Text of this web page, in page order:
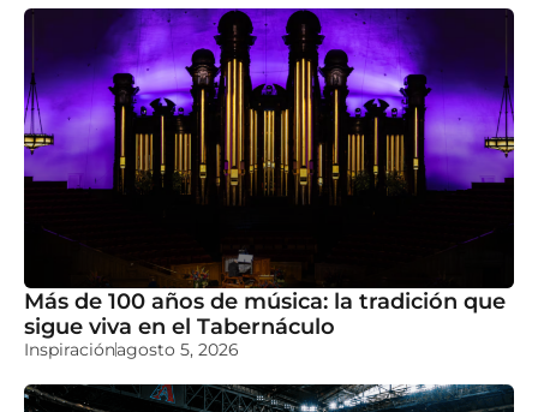
Más de 100 años de música: la tradición que
sigue viva en el Tabernáculo
Inspiraciónagosto 5, 2026